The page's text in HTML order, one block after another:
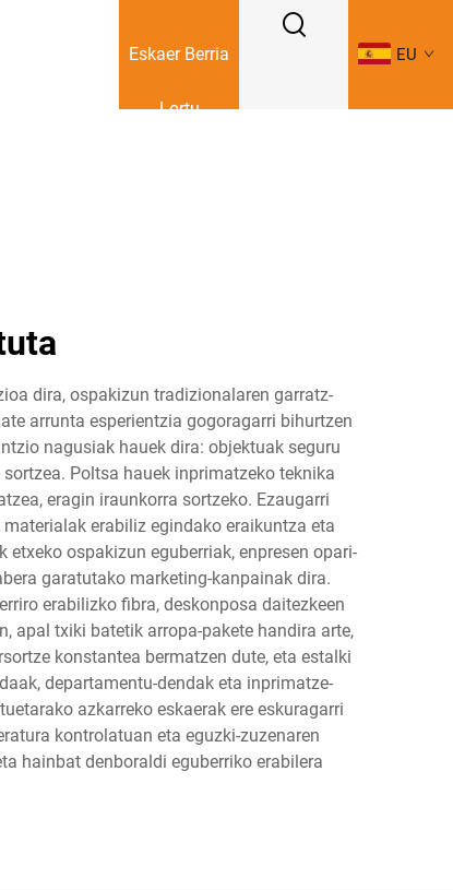
Eskaer Berria
Lortu
EU
dira, ospakizun tradizionalaren garratz-
arrunta esperientzia gogoragarri bihurtzen
nagusiak hauek dira: objektuak seguru
Poltsa hauek inprimatzeko teknika
eragin iraunkorra sortzeko. Ezaugarri
erabiliz egindako eraikuntza eta
ospakizun eguberriak, enpresen opari-
garatutako marketing-kanpainak dira.
erabilizko fibra, deskonposa daitezkeen
apal txiki batetik arropa-pakete handira arte,
konstantea bermatzen dute, eta estalki
departamentu-dendak eta inprimatze-
azkarreko eskaerak ere eskuragarri
kontrolatuan eta eguzki-zuzenaren
hainbat denboraldi eguberriko erabilera